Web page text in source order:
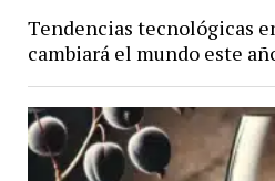
Tendencias tecnológicas
cambiará el mundo este